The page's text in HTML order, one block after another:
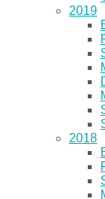
2019
2018